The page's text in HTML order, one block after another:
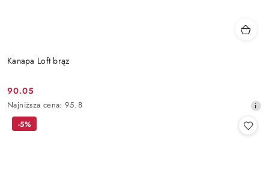
Kanapa Loft brąz
Cena
promocyjna:
90.05
Najniższa
cena
Najniższa cena: 95.8
-5%